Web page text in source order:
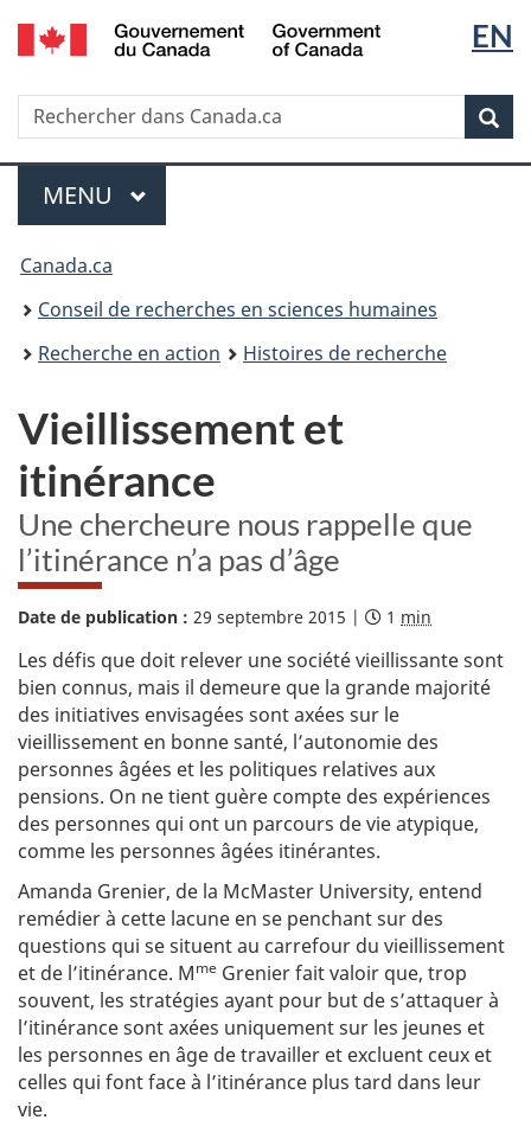
Passer
au
principal
Passer
à
version
HTML
simplifiée
de
la
EN
Government
of
Canada
Recherche
Rechercher
dans
Canada.ca
Menu
MENU PRINCIPAL
Vous
êtes
ici :
Canada.ca
Conseil de recherches en sciences humaines
Recherche en action
Histoires de recherche
Vieillissement et
itinérance
–
Une chercheure nous rappelle que
l’itinérance n’a pas d’âge
Date de publication : 29 septembre 2015 |
D
r
é
e
e
s
t
m
é
e
l
c
t
u
r
:
1 min
n
s
e
l
d
e
r
e
e
r
h
e
s
e
s
c
Les défis que doit relever une société vieillissante sont
bien connus, mais il demeure que la grande majorité
des initiatives envisagées sont axées sur le
vieillissement en bonne santé, l’autonomie des
personnes âgées et les politiques relatives aux
pensions. On ne tient guère compte des expériences
des personnes qui ont un parcours de vie atypique,
comme les personnes âgées itinérantes.
Amanda Grenier, de la McMaster University, entend
remédier à cette lacune en se penchant sur des
questions qui se situent au carrefour du vieillissement
et de l’itinérance. Mme Grenier fait valoir que, trop
souvent, les stratégies ayant pour but de s’attaquer à
l’itinérance sont axées uniquement sur les jeunes et
les personnes en âge de travailler et excluent ceux et
celles qui font face à l’itinérance plus tard dans leur
vie.